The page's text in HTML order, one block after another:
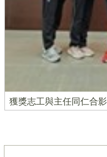
獲獎志工與主任同仁合影